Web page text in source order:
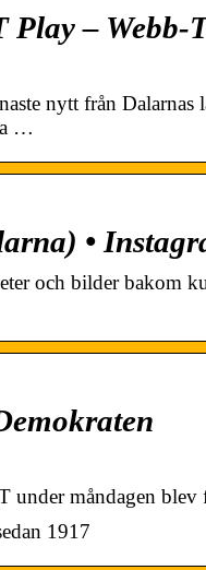
– Webb-
nytt från Dalarnas
…
•
och bilder bakom
under måndagen
1917